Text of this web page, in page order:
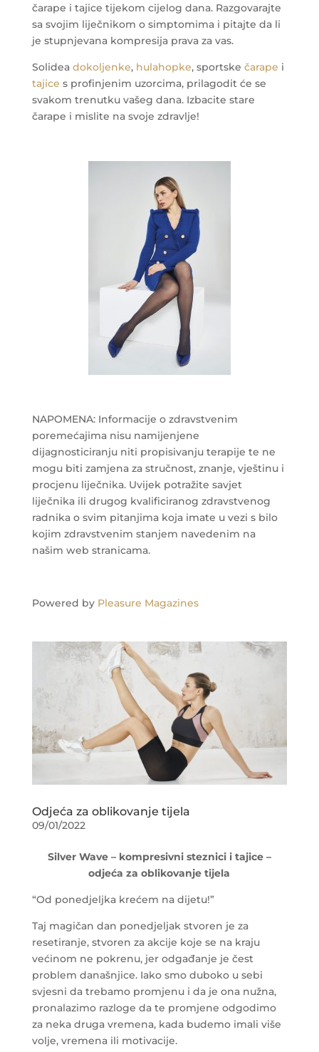
čarape i tajice tijekom cijelog dana. Razgovarajte
sa svojim liječnikom o simptomima i pitajte da li
je stupnjevana kompresija prava za vas.
Solidea dokoljenke, hulahopke, sportske čarape i
tajice s profinjenim uzorcima, prilagodit će se
svakom trenutku vašeg dana. Izbacite stare
čarape i mislite na svoje zdravlje!
NAPOMENA: Informacije o zdravstvenim
poremećajima nisu namijenjene
dijagnosticiranju niti propisivanju terapije te ne
mogu biti zamjena za stručnost, znanje, vještinu i
procjenu liječnika. Uvijek potražite savjet
liječnika ili drugog kvalificiranog zdravstvenog
radnika o svim pitanjima koja imate u vezi s bilo
kojim zdravstvenim stanjem navedenim na
našim web stranicama.
Powered by Pleasure Magazines
Odjeća za oblikovanje tijela
09/01/2022
Silver Wave – kompresivni steznici i tajice –
odjeća za oblikovanje tijela
“Od ponedjeljka krećem na dijetu!”
Taj magičan dan ponedjeljak stvoren je za
resetiranje, stvoren za akcije koje se na kraju
većinom ne pokrenu, jer odgađanje je čest
problem današnjice. Iako smo duboko u sebi
svjesni da trebamo promjenu i da je ona nužna,
pronalazimo razloge da te promjene odgodimo
za neka druga vremena, kada budemo imali više
volje, vremena ili motivacije.